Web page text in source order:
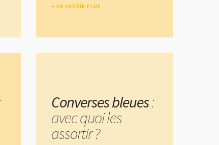
EN SAVOIR PLUS
Converses bleues:
avec quoi les
assortir ?